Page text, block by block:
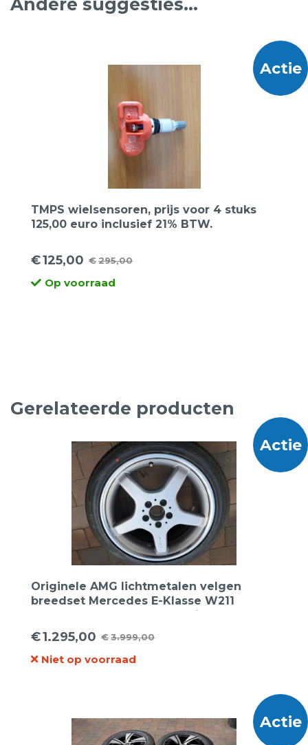
Andere suggesties…
Actie
TMPS wielsensoren, prijs voor 4 stuks
125,00 euro inclusief 21% BTW.
€295,00
Oorspronkelijke
prijs
€125,00
Huidige
prijsOp voorraad
Gerelateerde producten
Actie
Originele AMG lichtmetalen velgen
breedset Mercedes E-Klasse W211
A2114012202 A2114012102 18inch +
Breedset Nexen zomerbanden. (Marge
factuur).
€3.999,00
Oorspronkelijke
prijs
€1.295,00
Huidige
prijs
Niet op voorraad
Actie